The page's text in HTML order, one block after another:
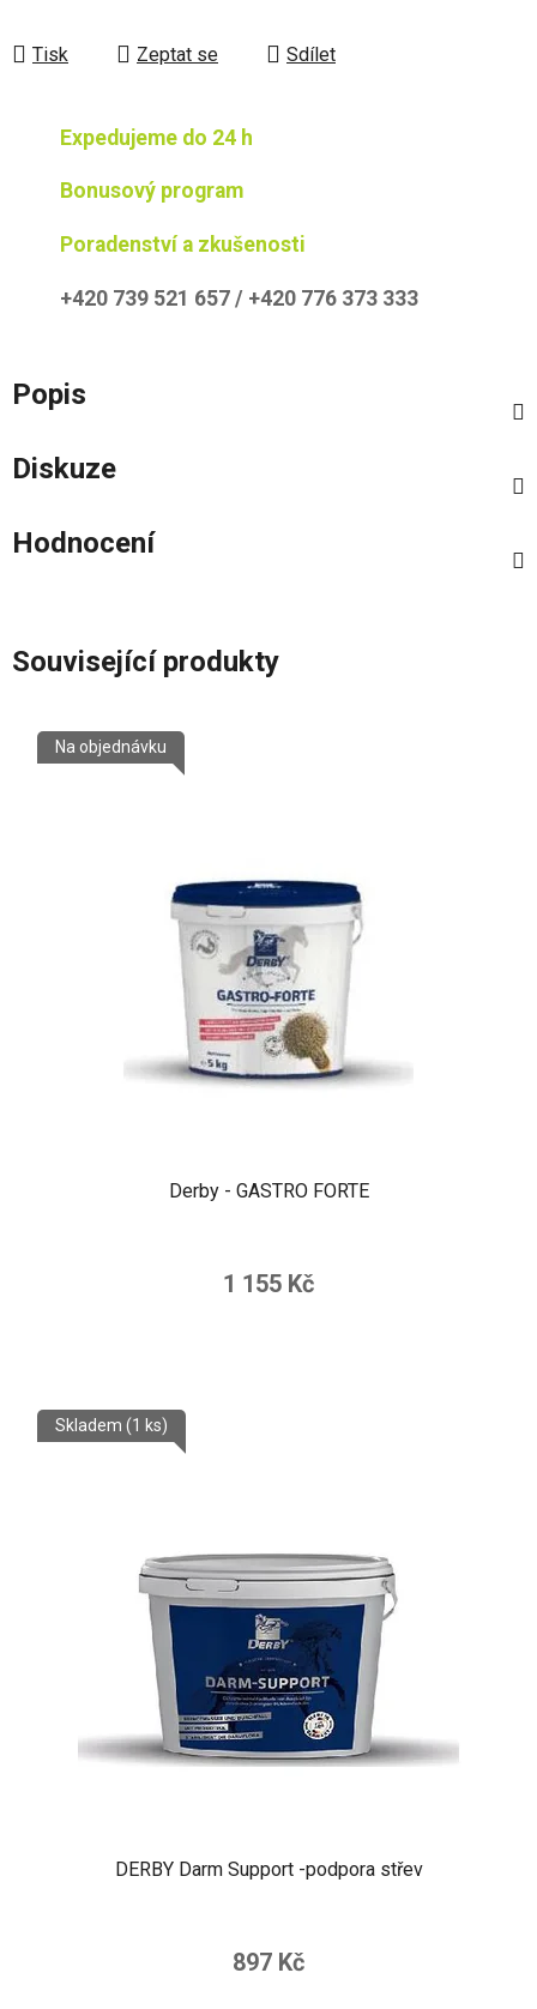
Tisk Zeptat se Sdílet
Expedujeme do 24 h
Bonusový program
Poradenství a zkušenosti
+420 739 521 657 / +420 776 373 333
Popis
Diskuze
Hodnocení
Související produkty
Derby - GASTRO FORTE
Na objednávku
1 155 Kč
DERBY Darm Support -podpora střev
Skladem (1 ks)
897 Kč